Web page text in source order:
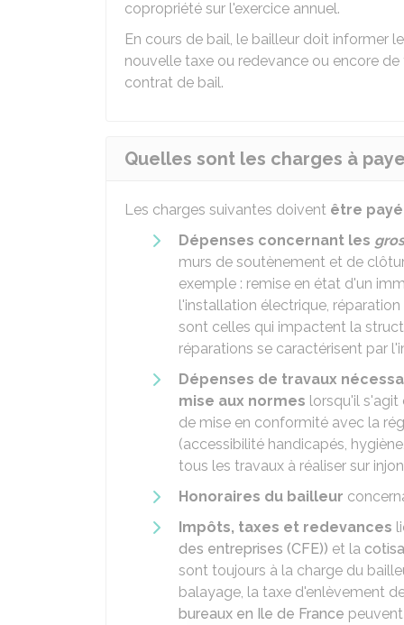
copropriété sur l'exercice annuel.
En cours de bail, le bailleur doit informer
nouvelle taxe ou redevance ou encore
contrat de bail.
Quelles sont les charges à
Les charges suivantes doivent être
Dépenses concernant les
murs de soutènement et de
exemple : remise en état d'un
l'installation électrique,
sont celles qui impactent la
réparations se caractérisent par
Dépenses de travaux
mise aux normes lorsqu'il s'agit
de mise en conformité avec la
(accessibilité handicapés,
tous les travaux à réaliser sur
Honoraires du bailleur
Impôts, taxes et redevances
des entreprises (CFE)) et la
sont toujours à la charge du
balayage, la taxe d'enlèvement
bureaux en Ile de France